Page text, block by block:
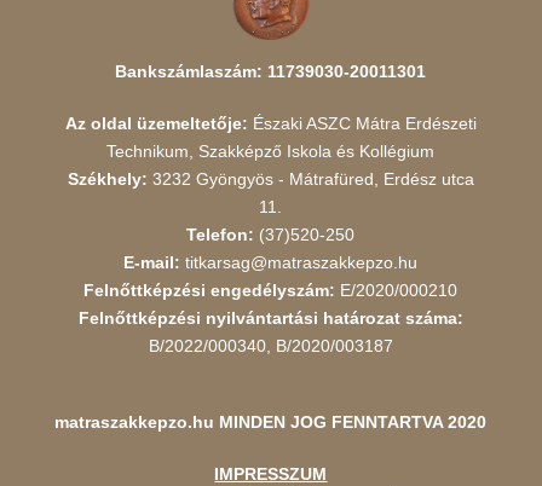
Bankszámlaszám: 11739030-20011301
Az oldal üzemeltetője: Északi ASZC Mátra Erdészeti
Technikum, Szakképző Iskola és Kollégium
Székhely: 3232 Gyöngyös - Mátrafüred, Erdész utca
11.
Telefon: (37)520-250
E-mail: titkarsag@matraszakkepzo.hu
Felnőttképzési engedélyszám: E/2020/000210
Felnőttképzési nyilvántartási határozat száma:
B/2022/000340, B/2020/003187
matraszakkepzo.hu MINDEN JOG FENNTARTVA 2020
IMPRESSZUM